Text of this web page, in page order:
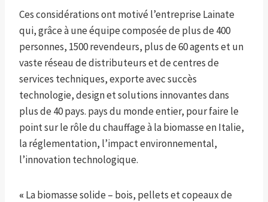
Ces considérations ont motivé l’entreprise Lainate
qui, grâce à une équipe composée de plus de 400
personnes, 1500 revendeurs, plus de 60 agents et un
vaste réseau de distributeurs et de centres de
services techniques, exporte avec succès
technologie, design et solutions innovantes dans
plus de 40 pays. pays du monde entier, pour faire le
point sur le rôle du chauffage à la biomasse en Italie,
la réglementation, l’impact environnemental,
l’innovation technologique.
« La biomasse solide – bois, pellets et copeaux de